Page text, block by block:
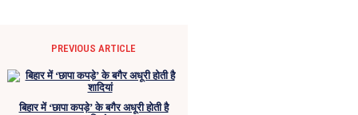
PREVIOUS ARTICLE
बिहार में ‘छापा कपड़े’ के बगैर अधूरी होती है